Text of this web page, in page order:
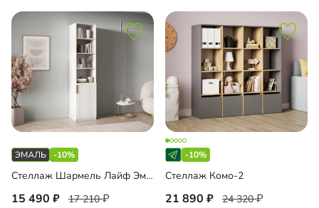
-10%
Стеллаж Шармель Лайф Эмаль
15 490 17 210
-10%
Стеллаж Комо-2
21 890 24 320